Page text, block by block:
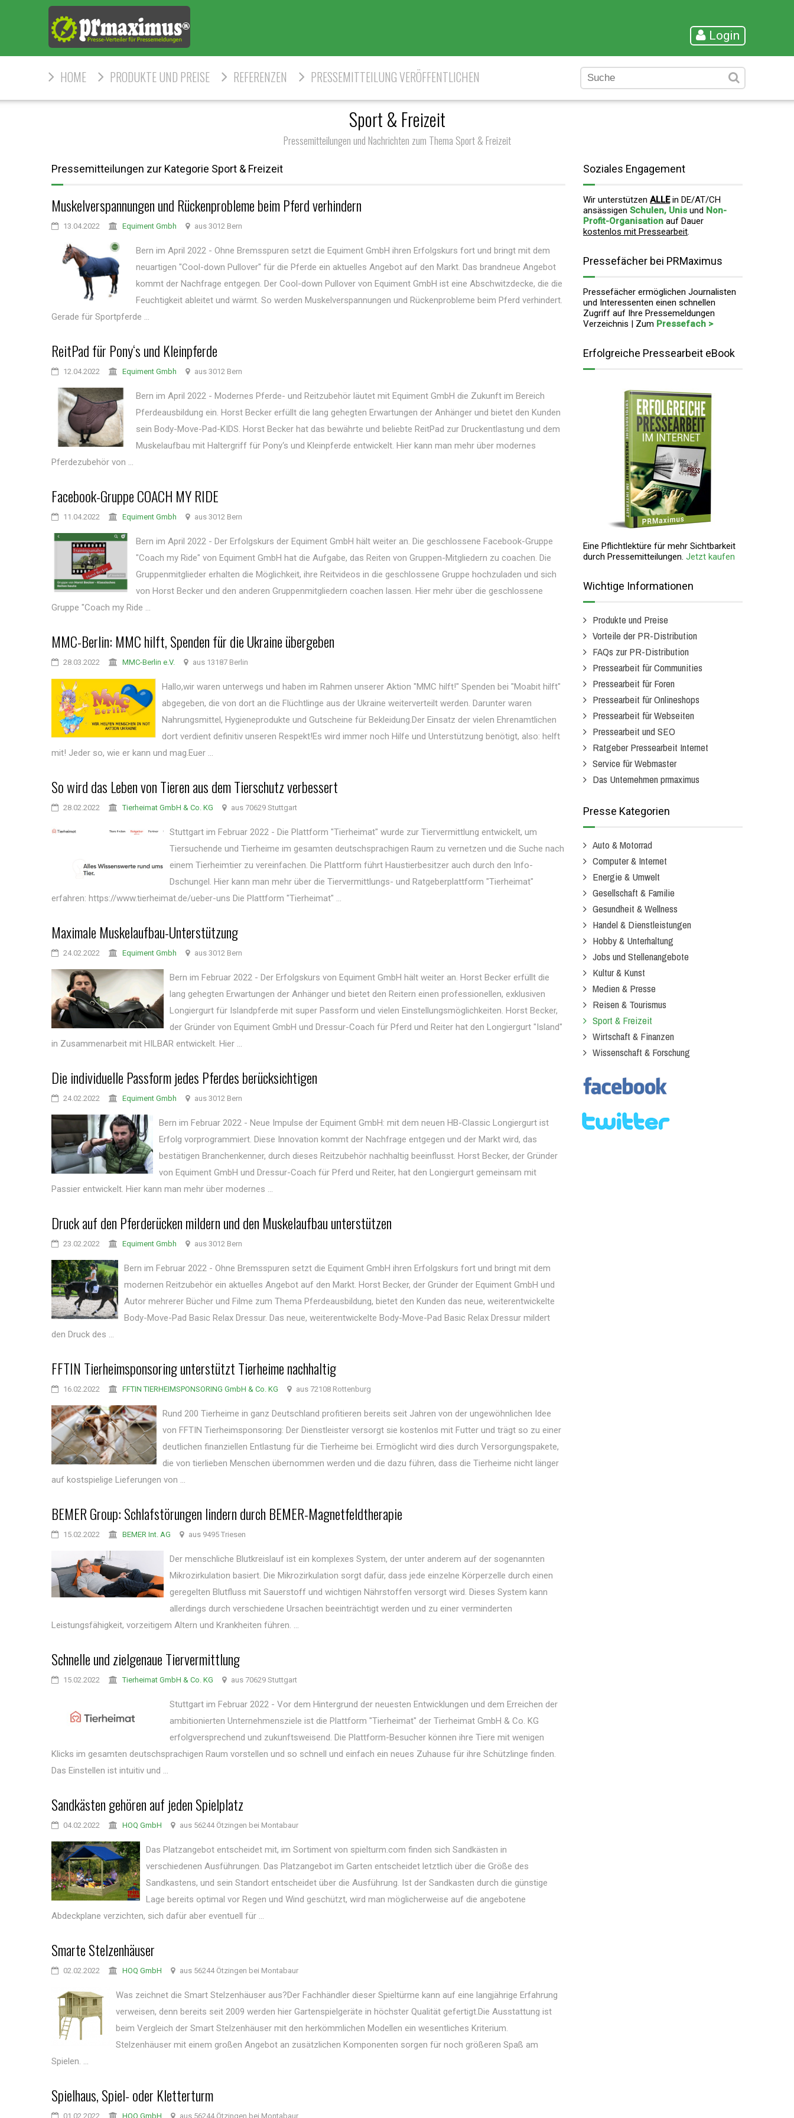
Login
HOME PRODUKTE UND PREISE REFERENZEN PRESSEMITTEILUNG VERÖFFENTLICHEN
Sport & Freizeit
Pressemitteilungen und Nachrichten zum Thema Sport & Freizeit
Pressemitteilungen zur Kategorie Sport & Freizeit
Muskelverspannungen und Rückenprobleme beim Pferd verhindern
13.04.2022 Equiment Gmbh aus 3012 Bern
Bern im April 2022 - Ohne Bremsspuren setzt die Equiment GmbH ihren Erfolgskurs fort und bringt mit dem
neuartigen "Cool-down Pullover" für die Pferde ein aktuelles Angebot auf den Markt. Das brandneue Angebot
kommt der Nachfrage entgegen. Der Cool-down Pullover von Equiment GmbH ist eine Abschwitzdecke, die die
Feuchtigkeit ableitet und wärmt. So werden Muskelverspannungen und Rückenprobleme beim Pferd verhindert.
Gerade für Sportpferde ...
ReitPad für Pony‘s und Kleinpferde
12.04.2022 Equiment Gmbh aus 3012 Bern
Bern im April 2022 - Modernes Pferde- und Reitzubehör läutet mit Equiment GmbH die Zukunft im Bereich
Pferdeausbildung ein. Horst Becker erfüllt die lang gehegten Erwartungen der Anhänger und bietet den Kunden
sein Body-Move-Pad-KIDS. Horst Becker hat das bewährte und beliebte ReitPad zur Druckentlastung und dem
Muskelaufbau mit Haltergriff für Pony‘s und Kleinpferde entwickelt. Hier kann man mehr über modernes
Pferdezubehör von ...
Facebook-Gruppe COACH MY RIDE
11.04.2022 Equiment Gmbh aus 3012 Bern
Bern im April 2022 - Der Erfolgskurs der Equiment GmbH hält weiter an. Die geschlossene Facebook-Gruppe
"Coach my Ride" von Equiment GmbH hat die Aufgabe, das Reiten von Gruppen-Mitgliedern zu coachen. Die
Gruppenmitglieder erhalten die Möglichkeit, ihre Reitvideos in die geschlossene Gruppe hochzuladen und sich
von Horst Becker und den anderen Gruppenmitgliedern coachen lassen. Hier mehr über die geschlossene
Gruppe "Coach my Ride ...
MMC-Berlin: MMC hilft, Spenden für die Ukraine übergeben
28.03.2022 MMC-Berlin e.V. aus 13187 Berlin
Hallo,wir waren unterwegs und haben im Rahmen unserer Aktion "MMC hilft!" Spenden bei "Moabit hilft"
abgegeben, die von dort an die Flüchtlinge aus der Ukraine weiterverteilt werden. Darunter waren
Nahrungsmittel, Hygieneprodukte und Gutscheine für Bekleidung.Der Einsatz der vielen Ehrenamtlichen
dort verdient definitiv unseren Respekt!Es wird immer noch Hilfe und Unterstützung benötigt, also: helft
mit! Jeder so, wie er kann und mag.Euer ...
So wird das Leben von Tieren aus dem Tierschutz verbessert
28.02.2022 Tierheimat GmbH & Co. KG aus 70629 Stuttgart
Stuttgart im Februar 2022 - Die Plattform "Tierheimat" wurde zur Tiervermittlung entwickelt, um
Tiersuchende und Tierheime im gesamten deutschsprachigen Raum zu vernetzen und die Suche nach
einem Tierheimtier zu vereinfachen. Die Plattform führt Haustierbesitzer auch durch den Info-
Dschungel. Hier kann man mehr über die Tiervermittlungs- und Ratgeberplattform "Tierheimat"
erfahren: https://www.tierheimat.de/ueber-uns Die Plattform "Tierheimat" ...
Maximale Muskelaufbau-Unterstützung
24.02.2022 Equiment Gmbh aus 3012 Bern
Bern im Februar 2022 - Der Erfolgskurs von Equiment GmbH hält weiter an. Horst Becker erfüllt die
lang gehegten Erwartungen der Anhänger und bietet den Reitern einen professionellen, exklusiven
Longiergurt für Islandpferde mit super Passform und vielen Einstellungsmöglichkeiten. Horst Becker,
der Gründer von Equiment GmbH und Dressur-Coach für Pferd und Reiter hat den Longiergurt "Island"
in Zusammenarbeit mit HILBAR entwickelt. Hier ...
Die individuelle Passform jedes Pferdes berücksichtigen
24.02.2022 Equiment Gmbh aus 3012 Bern
Bern im Februar 2022 - Neue Impulse der Equiment GmbH: mit dem neuen HB-Classic Longiergurt ist
Erfolg vorprogrammiert. Diese Innovation kommt der Nachfrage entgegen und der Markt wird, das
bestätigen Branchenkenner, durch dieses Reitzubehör nachhaltig beeinflusst. Horst Becker, der Gründer
von Equiment GmbH und Dressur-Coach für Pferd und Reiter, hat den Longiergurt gemeinsam mit
Passier entwickelt. Hier kann man mehr über modernes ...
Druck auf den Pferderücken mildern und den Muskelaufbau unterstützen
23.02.2022 Equiment Gmbh aus 3012 Bern
Bern im Februar 2022 - Ohne Bremsspuren setzt die Equiment GmbH ihren Erfolgskurs fort und bringt mit dem
modernen Reitzubehör ein aktuelles Angebot auf den Markt. Horst Becker, der Gründer der Equiment GmbH und
Autor mehrerer Bücher und Filme zum Thema Pferdeausbildung, bietet den Kunden das neue, weiterentwickelte
Body-Move-Pad Basic Relax Dressur. Das neue, weiterentwickelte Body-Move-Pad Basic Relax Dressur mildert
den Druck des ...
FFTIN Tierheimsponsoring unterstützt Tierheime nachhaltig
16.02.2022 FFTIN TIERHEIMSPONSORING GmbH & Co. KG aus 72108 Rottenburg
Rund 200 Tierheime in ganz Deutschland profitieren bereits seit Jahren von der ungewöhnlichen Idee
von FFTIN Tierheimsponsoring: Der Dienstleister versorgt sie kostenlos mit Futter und trägt so zu einer
deutlichen finanziellen Entlastung für die Tierheime bei. Ermöglicht wird dies durch Versorgungspakete,
die von tierlieben Menschen übernommen werden und die dazu führen, dass die Tierheime nicht länger
auf kostspielige Lieferungen von ...
BEMER Group: Schlafstörungen lindern durch BEMER-Magnetfeldtherapie
15.02.2022 BEMER Int. AG aus 9495 Triesen
Der menschliche Blutkreislauf ist ein komplexes System, der unter anderem auf der sogenannten
Mikrozirkulation basiert. Die Mikrozirkulation sorgt dafür, dass jede einzelne Körperzelle durch einen
geregelten Blutfluss mit Sauerstoff und wichtigen Nährstoffen versorgt wird. Dieses System kann
allerdings durch verschiedene Ursachen beeinträchtigt werden und zu einer verminderten
Leistungsfähigkeit, vorzeitigem Altern und Krankheiten führen. ...
Schnelle und zielgenaue Tiervermittlung
15.02.2022 Tierheimat GmbH & Co. KG aus 70629 Stuttgart
Stuttgart im Februar 2022 - Vor dem Hintergrund der neuesten Entwicklungen und dem Erreichen der
ambitionierten Unternehmensziele ist die Plattform "Tierheimat" der Tierheimat GmbH & Co. KG
erfolgversprechend und zukunftsweisend. Die Plattform-Besucher können ihre Tiere mit wenigen
Klicks im gesamten deutschsprachigen Raum vorstellen und so schnell und einfach ein neues Zuhause für ihre Schützlinge finden.
Das Einstellen ist intuitiv und ...
Sandkästen gehören auf jeden Spielplatz
04.02.2022 HOQ GmbH aus 56244 Ötzingen bei Montabaur
Das Platzangebot entscheidet mit, im Sortiment von spielturm.com finden sich Sandkästen in
verschiedenen Ausführungen. Das Platzangebot im Garten entscheidet letztlich über die Größe des
Sandkastens, und sein Standort entscheidet über die Ausführung. Ist der Sandkasten durch die günstige
Lage bereits optimal vor Regen und Wind geschützt, wird man möglicherweise auf die angebotene
Abdeckplane verzichten, sich dafür aber eventuell für ...
Smarte Stelzenhäuser
02.02.2022 HOQ GmbH aus 56244 Ötzingen bei Montabaur
Was zeichnet die Smart Stelzenhäuser aus?Der Fachhändler dieser Spieltürme kann auf eine langjährige Erfahrung
verweisen, denn bereits seit 2009 werden hier Gartenspielgeräte in höchster Qualität gefertigt.Die Ausstattung ist
beim Vergleich der Smart Stelzenhäuser mit den herkömmlichen Modellen ein wesentliches Kriterium.
Stelzenhäuser mit einem großen Angebot an zusätzlichen Komponenten sorgen für noch größeren Spaß am
Spielen. ...
Spielhaus, Spiel- oder Kletterturm
01.02.2022 HOQ GmbH aus 56244 Ötzingen bei Montabaur
Soziales Engagement
Wir unterstützen ALLEin DE/AT/CH
ansässigen Schulen, Unis und Non-
Profit-Organisation auf Dauer
kostenlos mit Pressearbeit.
Pressefächer bei PRMaximus
Pressefächer ermöglichen Journalisten
und Interessenten einen schnellen
Zugriff auf Ihre Pressemeldungen
Verzeichnis | Zum Pressefach >
Erfolgreiche Pressearbeit eBook
Eine Pflichtlektüre für mehr Sichtbarkeit
durch Pressemitteilungen. Jetzt kaufen
Wichtige Informationen
Produkte und Preise
Vorteile der PR-Distribution
FAQs zur PR-Distribution
Pressearbeit für Communities
Pressearbeit für Foren
Pressearbeit für Onlineshops
Pressearbeit für Webseiten
Pressearbeit und SEO
Ratgeber Pressearbeit Internet
Service für Webmaster
Das Unternehmen prmaximus
Presse Kategorien
Auto & Motorrad
Computer & Internet
Energie & Umwelt
Gesellschaft & Familie
Gesundheit & Wellness
Handel & Dienstleistungen
Hobby & Unterhaltung
Jobs und Stellenangebote
Kultur & Kunst
Medien & Presse
Reisen & Tourismus
Sport & Freizeit
Wirtschaft & Finanzen
Wissenschaft & Forschung